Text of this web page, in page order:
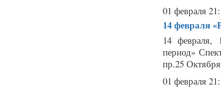
01 февраля
14 февраля
14 февраля,
период»
пр.25
01 февраля